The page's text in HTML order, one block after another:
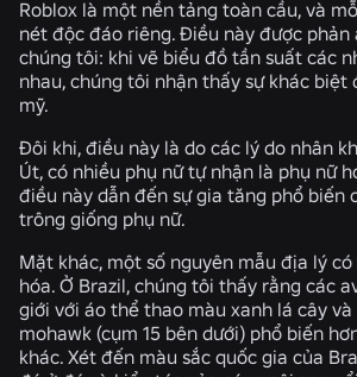
Roblox là một nền tảng toàn cầu, và
nét độc đáo riêng. Điều này được
chúng tôi: khi vẽ biểu đồ tần suất các
nhau, chúng tôi nhận thấy sự khác
mỹ.
Đôi khi, điều này là do các lý do nhân
Út, có nhiều phụ nữ tự nhận là phụ nữ
điều này dẫn đến sự gia tăng phổ biến
trông giống phụ nữ.
Mặt khác, một số nguyên mẫu địa lý
hóa. Ở Brazil, chúng tôi thấy rằng các
giới với áo thể thao màu xanh lá cây
mohawk (cụm 15 bên dưới) phổ biến
khác. Xét đến màu sắc quốc gia của